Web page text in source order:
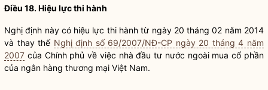
Điều 18. Hiệu lực thi hành
Nghị định này có hiệu lực thi hành từ ngày 20 tháng 02 năm 2014
và thay thế Nghị định số 69/2007/NĐ-CP ngày 20 tháng 4 năm
2007 của Chính phủ về việc nhà đầu tư nước ngoàimuacổ phần
của ngân hàng thương mại Việt Nam.